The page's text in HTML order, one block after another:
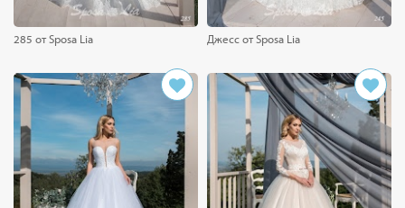
285 от Sposa Lia Джесс от Sposa Lia